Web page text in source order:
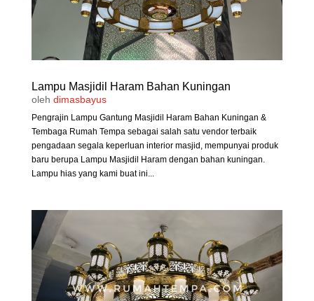
Lampu Masjidil Haram Bahan Kuningan
oleh dimasbayus
Pengrajin Lampu Gantung Masjidil Haram Bahan Kuningan &
Tembaga Rumah Tempa sebagai salah satu vendor terbaik
pengadaan segala keperluan interior masjid, mempunyai produk
baru berupa Lampu Masjidil Haram dengan bahan kuningan.
Lampu hias yang kami buat ini...